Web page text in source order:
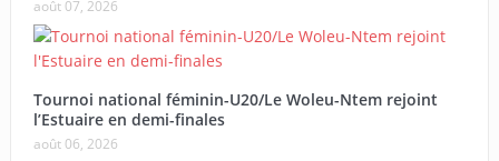
août 07, 2026
Tournoi national féminin-U20/Le Woleu-Ntem rejoint
l’Estuaire en demi-finales
août 06, 2026